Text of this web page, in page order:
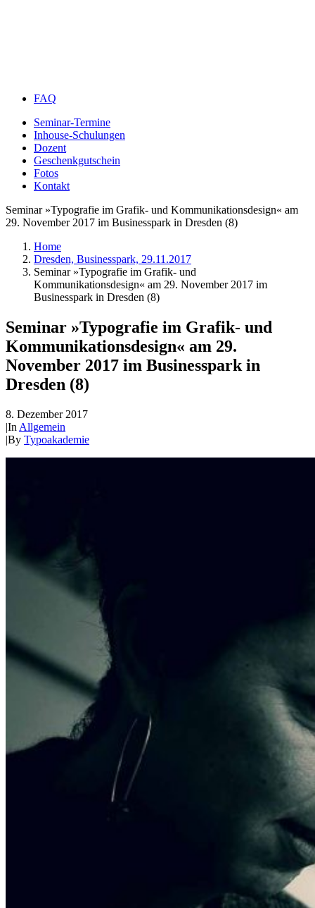
FAQ
Seminar-Termine
Inhouse-Schulungen
Dozent
Geschenkgutschein
Fotos
Kontakt
Seminar »Typografie im Grafik- und Kommunikationsdesign« am
29. November 2017 im Businesspark in Dresden (8)
Home
Dresden, Businesspark, 29.11.2017
Seminar »Typografie im Grafik- und
Kommunikationsdesign« am 29. November 2017 im
Businesspark in Dresden (8)
Seminar »Typografie im Grafik- und
Kommunikationsdesign« am 29.
November 2017 im Businesspark in
Dresden (8)
8. Dezember 2017
|In Allgemein
|By Typoakademie